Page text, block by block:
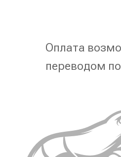
Оплата
переводом